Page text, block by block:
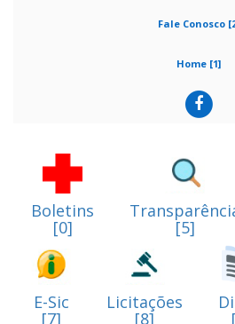
Fale Conosco
Home [1]
Boletins
[0] [5]
E-Sic
[7]
Licitações
[8]